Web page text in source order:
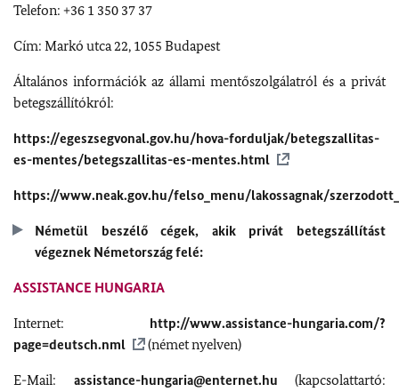
Telefon: +36 1 350 37 37
Cím: Markó utca 22, 1055 Budapest
Általános információk az állami mentőszolgálatról és a privát
betegszállítókról:
https://egeszsegvonal.gov.hu/hova-forduljak/betegszallitas-
es-mentes/betegszallitas-es-mentes.html
https://www.neak.gov.hu/felso_menu/lakossagnak/
Németül beszélő cégek, akik privát betegszállítást
végeznek Németország felé:
ASSISTANCE HUNGARIA
Internet: http://www.assistance-hungaria.com/?
page=deutsch.nml
(német nyelven)
E-Mail: assistance-hungaria@enternet.hu (kapcsolattartó: